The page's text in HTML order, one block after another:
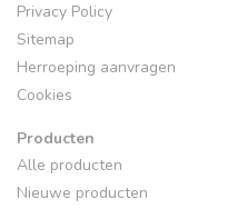
Privacy Policy
Sitemap
Herroeping aanvragen
Cookies
Producten
Alle producten
Nieuwe producten